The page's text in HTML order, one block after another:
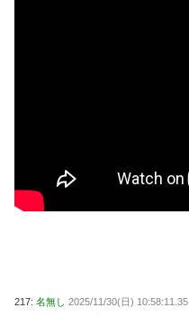
217: 名無し 2025/11/30(日) 10:58:11.35